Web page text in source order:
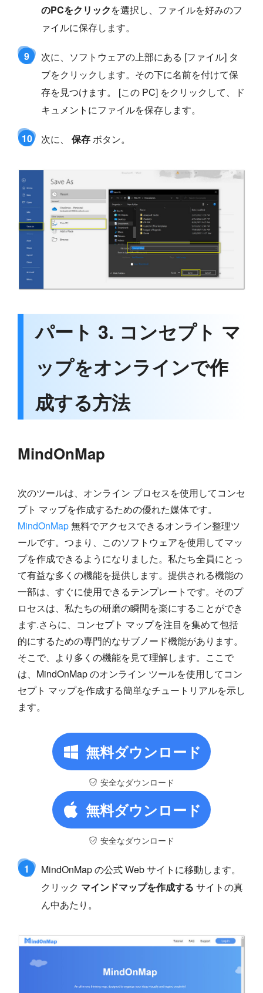
のPCをクリックを選択し、ファイルを好みのフ
ァイルに保存します。
9
次に、ソフトウェアの上部にある [ファイル] タ
ブをクリックします。その下に名前を付けて保
存を見つけます。 [この PC] をクリックして、ド
キュメントにファイルを保存します。
10 次に、 保存ボタン。
パート 3. コンセプト マ
ップをオンラインで作
成する方法
MindOnMap
次のツールは、オンライン プロセスを使用してコンセ
プト マップを作成するための優れた媒体です。
MindOnMap無料でアクセスできるオンライン整理ツ
ールです。つまり、このソフトウェアを使用してマッ
プを作成できるようになりました。私たち全員にとっ
て有益な多くの機能を提供します。提供される機能の
一部は、すぐに使用できるテンプレートです。そのプ
ロセスは、私たちの研磨の瞬間を楽にすることができ
ます.さらに、コンセプト マップを注目を集めて包括
的にするための専門的なサブノード機能があります。
そこで、より多くの機能を見て理解します。ここで
は、MindOnMap のオンライン ツールを使用してコン
セプト マップを作成する簡単なチュートリアルを示し
ます。
無料ダウンロード
安全なダウンロード
無料ダウンロード
安全なダウンロード
1
MindOnMap の公式 Web サイトに移動します。
クリック マインドマップを作成する サイトの真
ん中あたり。